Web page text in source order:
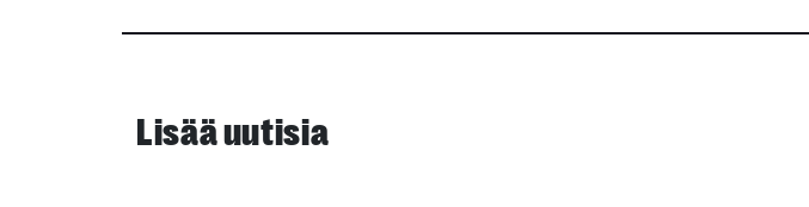
Lisää uutisia